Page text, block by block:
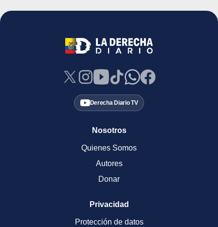
Derecha Diario TV
Nosotros
Quienes Somos
Autores
Donar
Privacidad
Protección de datos